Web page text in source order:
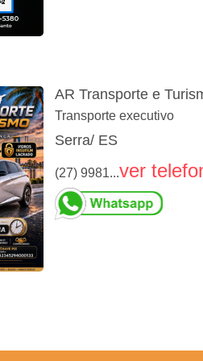
AR Transporte e
Transporte executivo
Serra/ ES
(27) 9981...ver